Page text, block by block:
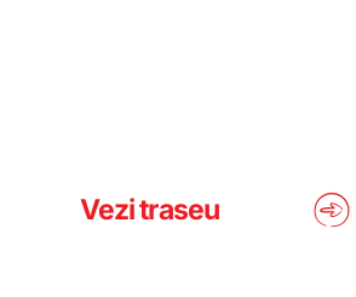
Vezi traseu